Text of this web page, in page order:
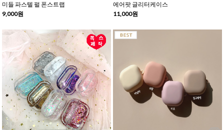
미들 파스텔 펄 폰스트랩
9,000원
에어팟 글리터케이스
11,000원